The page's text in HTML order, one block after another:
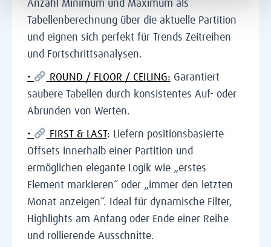
Anzahl Minimum und Maximum als
Tabellenberechnung über die aktuelle Partition
und eignen sich perfekt für Trends Zeitreihen
und Fortschrittsanalysen.
• ROUND / FLOOR / CEILING: Garantiert
saubere Tabellen durch konsistentes Auf- oder
Abrunden von Werten.
• FIRST & LAST: Liefern positionsbasierte
Offsets innerhalb einer Partition und
ermöglichen elegante Logik wie „erstes
Element markieren“ oder „immer den letzten
Monat anzeigen“. Ideal für dynamische Filter,
Highlights am Anfang oder Ende einer Reihe
und rollierende Ausschnitte.